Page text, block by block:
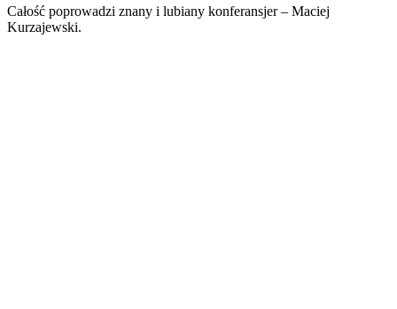
Całość poprowadzi znany i lubiany konferansjer – Maciej
Kurzajewski.